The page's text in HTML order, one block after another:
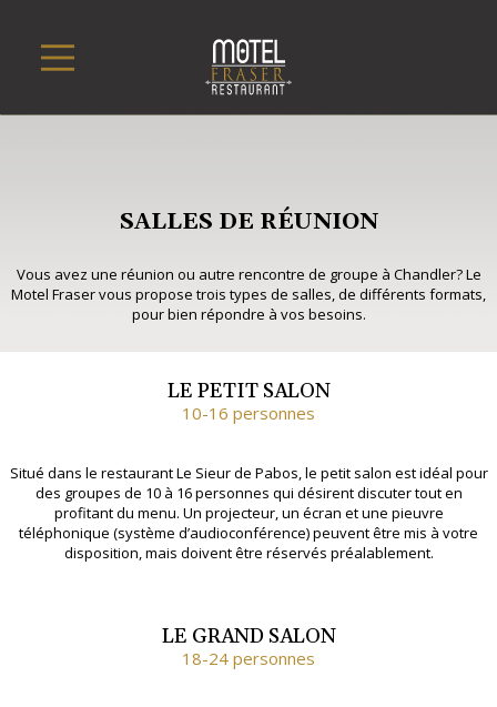
SALLES DE RÉUNION
Vous avez une réunion ou autre rencontre de groupe à Chandler? Le
Motel Fraser vous propose trois types de salles, de différents formats,
pour bien répondre à vos besoins.
LE PETIT SALON
10-16 personnes
Situé dans le restaurant Le Sieur de Pabos, le petit salon est idéal pour
des groupes de 10 à 16 personnes qui désirent discuter tout en
profitant du menu. Un projecteur, un écran et une pieuvre
téléphonique (système d’audioconférence) peuvent être mis à votre
disposition, mais doivent être réservés préalablement.
LE GRAND SALON
18-24 personnes